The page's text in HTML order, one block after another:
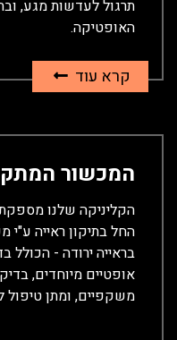
תרגול לעדשות מגע,
האופטיקה.
קרא עוד
המכשור
הקליניקה שלנו מספקת
החל בתיקון ראייה
בראייה ירודה - הכולל
אופטיים מיוחדים,
משקפיים, ומתן טיפול